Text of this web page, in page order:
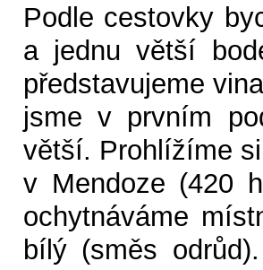
Podle cestovky
a jednu větší
představujeme
jsme v prvním
větší. Prohlížíme
v Mendoze (420
ochytnáváme
bílý (směs